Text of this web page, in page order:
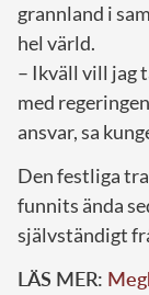
grannland i
hel värld.
– Ikväll vill jag
med
ansvar, sa
Den festliga
funnits ända
självständigt
LÄS MER: